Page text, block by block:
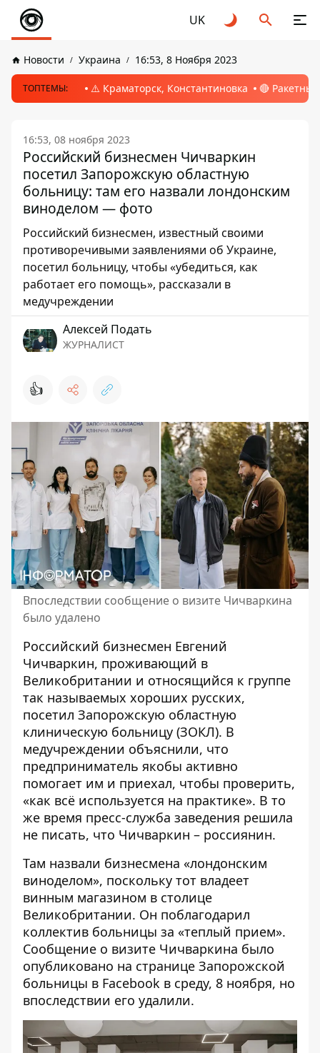
UK
Новости Украина 16:53, 8 Ноября 2023
ТОПТЕМЫ: ⚠️ Краматорск, Константиновка 🔴
16:53, 08 ноября 2023
Российский бизнесмен Чичваркин
посетил Запорожскую областную
больницу: там его назвали лондонским
виноделом — фото
Российский бизнесмен, известный своими
противоречивыми заявлениями об Украине,
посетил больницу, чтобы «убедиться, как
работает его помощь», рассказали в
медучреждении
Алексей Подать
ЖУРНАЛИСТ
👍
Впоследствии сообщение о визите Чичваркина
было удалено
Российский бизнесмен Евгений
Чичваркин, проживающий в
Великобритании и относящийся к группе
так называемых хороших русских,
посетил Запорожскую областную
клиническую больницу (ЗОКЛ). В
медучреждении объяснили, что
предприниматель якобы активно
помогает им и приехал, чтобы проверить,
«как всё используется на практике». В то
же время пресс-служба заведения решила
не писать, что Чичваркин – россиянин.
Там назвали бизнесмена «лондонским
виноделом», поскольку тот владеет
винным магазином в столице
Великобритании. Он поблагодарил
коллектив больницы за «теплый прием».
Сообщение о визите Чичваркина было
опубликовано на странице Запорожской
больницы в Facebook в среду, 8 ноября, но
впоследствии его удалили.